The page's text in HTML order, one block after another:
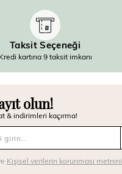
Taksit Seçeneği
Kredi kartına 9 taksit imkanı
olun!
& indirimleri kaçırma!
Kişisel verilerin korunması metnini